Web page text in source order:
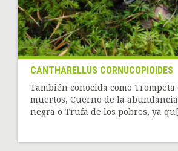
CANTHARELLUS CORNUCOPIOIDES
También conocida como Trompeta
muertos, Cuerno de la
negra o Trufa de los pobres, ya